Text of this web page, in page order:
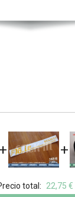
+ +
total: 22,75 €